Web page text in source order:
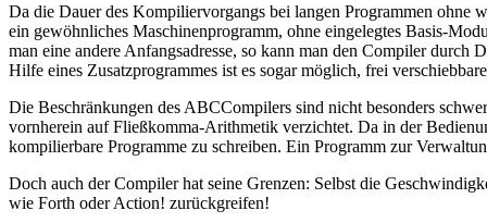
Da die Dauer des Kompiliervorgangs bei langen Programmen ohne
ein gewöhnliches Maschinenprogramm, ohne eingelegtes Basis-
man eine andere Anfangsadresse, so kann man den Compiler
Hilfe eines Zusatzprogrammes ist es sogar möglich, frei
Die Beschränkungen des ABCCompilers sind nicht besonders
vornherein auf Fließkomma-Arithmetik verzichtet. Da in der
kompilierbare Programme zu schreiben. Ein Programm zur
Doch auch der Compiler hat seine Grenzen: Selbst die
wie Forth oder Action! zurückgreifen!